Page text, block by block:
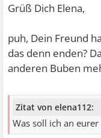
Grüß Dich Elena,
puh, Dein Freund
das denn enden?
anderen Buben
Zitat von elena112:
Was soll ich an eurer